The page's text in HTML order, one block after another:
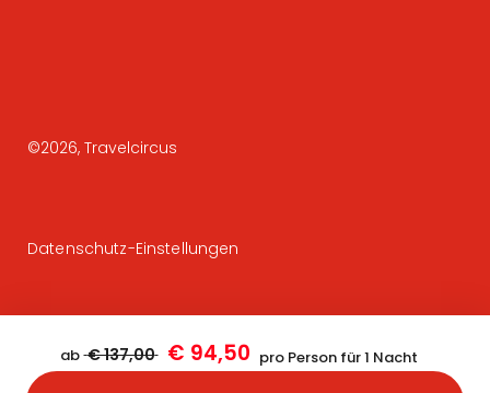
ab € 137,00 € 94,50 pro Person für 1 Nacht
©2026, Travelcircus
Datenschutz-Einstellungen